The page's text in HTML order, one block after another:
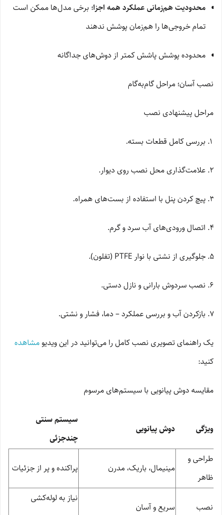
محدودیت هم‌زمانی عملکرد همه اجزا؛ برخی مدل‌ها ممکن است
تمام خروجی‌ها را هم‌زمان پوشش ندهند
محدوده پوشش پاشش کمتر از دوش‌های جداگانه
نصب آسان؛ مراحل گام‌به‌گام
مراحل پیشنهادی نصب
بررسی کامل قطعات بسته.
علامت‌گذاری محل نصب روی دیوار.
پیچ کردن پنل با استفاده از بست‌های همراه.
اتصال ورودی‌های آب سرد و گرم.
جلوگیری از نشتی با نوار PTFE (تفلون).
نصب سردوش بارانی و نازل دستی.
بازکردن آب و بررسی عملکرد – دما، فشار و نشتی.
یک راهنمای تصویری نصب کامل را می‌توانید در این ویدیومشاهده
کنید:
مقایسه دوش پیانویی با سیستم‌های مرسوم
ویژگی دوش پیانویی
سیستم‌ سنتی
چندجزئی
طراحی و
ظاهر
مینیمال، باریک، مدرن پراکنده و پر از جزئیات
نصب سریع و آسان
نیاز به لوله‌کشی